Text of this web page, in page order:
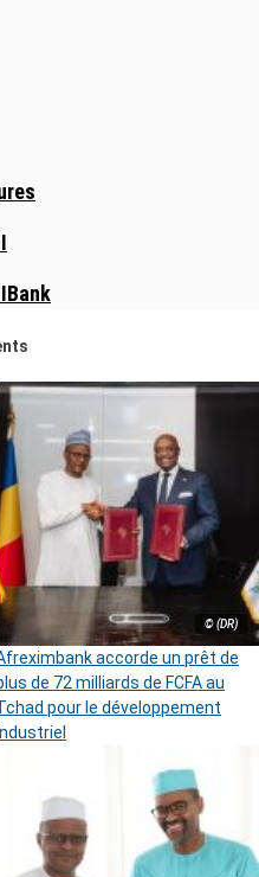
© (DR)
accorde un prêt de
de 72 milliards de FCFA au
pour le développement